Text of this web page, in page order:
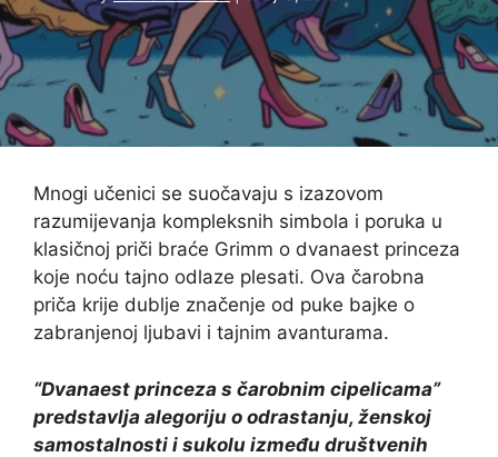
Mnogi učenici se suočavaju s izazovom
razumijevanja kompleksnih simbola i poruka u
klasičnoj priči braće Grimm o dvanaest princeza
koje noću tajno odlaze plesati. Ova čarobna
priča krije dublje značenje od puke bajke o
zabranjenoj ljubavi i tajnim avanturama.
“Dvanaest princeza s čarobnim cipelicama”
predstavlja alegoriju o odrastanju, ženskoj
samostalnosti i sukolu između društvenih